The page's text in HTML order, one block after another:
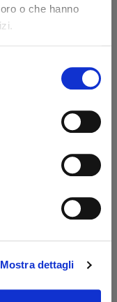
o che hanno
Mostra dettagli
14218L
PBS Palfinger